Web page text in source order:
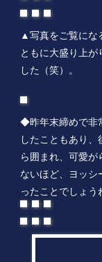
▲写真をご覧にな
ともに大盛り上
した（笑）。
◆昨年末締めで非
したこともあり
ら囲まれ、可愛
ないほど、ヨッ
ったことでしょう